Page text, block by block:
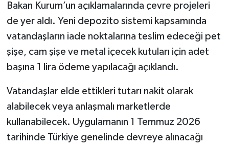
Bakan Kurum’un açıklamalarında çevre projeleri
de yer aldı. Yeni depozito sistemi kapsamında
vatandaşların iade noktalarına teslim edeceği pet
şişe, cam şişe ve metal içecek kutuları için adet
başına 1 lira ödeme yapılacağı açıklandı.
Vatandaşlar elde ettikleri tutarı nakit olarak
alabilecek veya anlaşmalı marketlerde
kullanabilecek. Uygulamanın 1 Temmuz 2026
tarihinde Türkiye genelinde devreye alınacağı